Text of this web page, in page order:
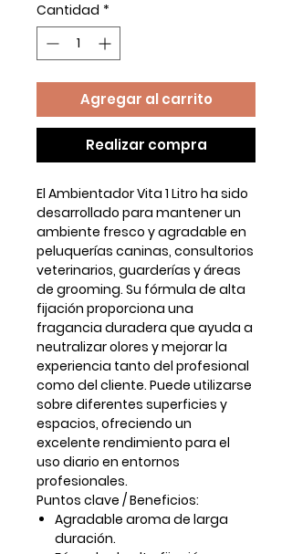
Cantidad *
Agregar al carrito
Realizar compra
El Ambientador Vita 1 Litro ha sido
desarrollado para mantener un
ambiente fresco y agradable en
peluquerías caninas, consultorios
veterinarios, guarderías y áreas
de grooming. Su fórmula de alta
fijación proporciona una
fragancia duradera que ayuda a
neutralizar olores y mejorar la
experiencia tanto del profesional
como del cliente. Puede utilizarse
sobre diferentes superficies y
espacios, ofreciendo un
excelente rendimiento para el
uso diario en entornos
profesionales.
Puntos clave / Beneficios:
Agradable aroma de larga
duración.